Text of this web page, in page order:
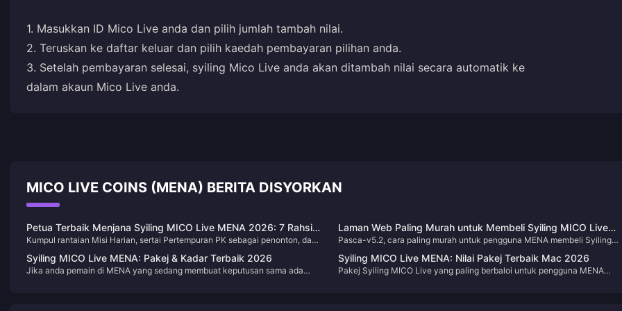
1. Masukkan ID Mico Live anda dan pilih jumlah tambah nilai.
2. Teruskan ke daftar keluar dan pilih kaedah pembayaran pilihan anda.
3. Setelah pembayaran selesai, syiling Mico Live anda akan ditambah nilai secara automatik ke
dalam akaun Mico Live anda.
MICO LIVE COINS (MENA) BERITA DISYORKAN
Petua Terbaik Menjana Syiling MICO Live MENA 2026: 7 Rahsia
v5.2 Yang Benar-benar Berkesan
Kumpul rantaian Misi Harian, sertai Pertempuran PK sebagai penonton, dan
sahaja mampu meningkatkan Syiling mingguan anda sebanyak 40–60%
berbanding pendekatan satu kaedah, tanpa membelanjakan walau satu
Laman Web Paling Murah untuk Membeli Syiling MICO Live
MENA Pasca-v5.2 (2026)
Pasca-v5.2, cara paling murah untuk pengguna MENA membeli Syiling
BitTopup secara konsisten mendahului dari segi kos setiap syiling,
menawarkan penjimatan sebanyak 17–29% berbanding kedai dalam
Syiling MICO Live MENA: Pakej & Kadar Terbaik 2026
Jika anda pemain di MENA yang sedang membuat keputusan sama ada
Syiling MICO Live MENA: Nilai Pakej Terbaik Mac 2026
Pakej Syiling MICO Live yang paling berbaloi untuk pengguna MENA